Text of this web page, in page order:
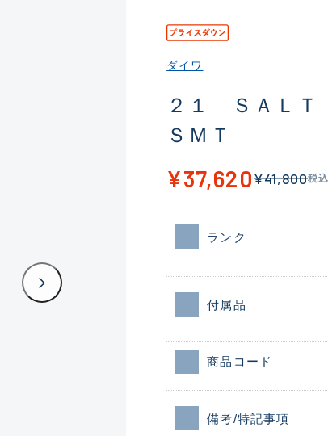
ダイワ
２１ ＳＡＬＴ
ＳＭＴ
¥37,620¥41,800税込
ランク
付属品
商品コード
備考/特記事項